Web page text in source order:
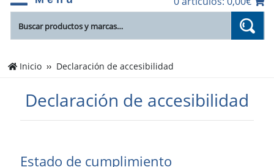
Inicio Declaración de accesibilidad
Declaración de accesibilidad
Estado de cumplimiento